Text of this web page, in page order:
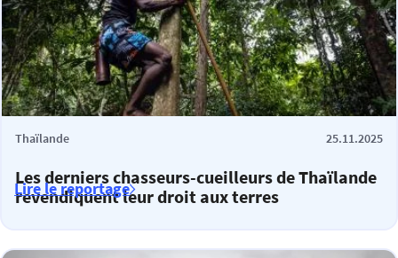
Thaïlande 25.11.2025
Les derniers chasseurs-cueilleurs de Thaïlande
revendiquent leur droit aux terres
Lire le reportage